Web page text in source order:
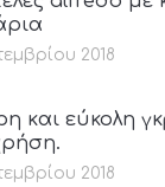
2018
και εύκολη
2018